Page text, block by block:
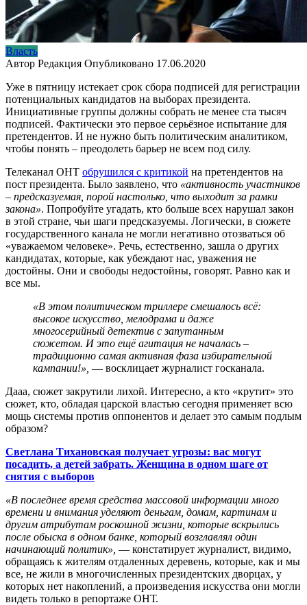
Власть
Автор Редакция Опубликовано 17.06.2020
Уже в пятницу истекает срок сбора подписей для регистрации
потенциальных кандидатов на выборах президента.
Инициативные группы должны собрать не менее ста тысяч
подписей. Фактически это первое серьёзное испытание для
претендентов. И не нужно быть политическим аналитиком,
чтобы понять – преодолеть барьер не всем под силу.
Телеканал ОНТ обрушился с критикой на претендентов на
пост президента. Было заявлено, что «активность участников
– предсказуемая, порой настолько, что выходит за рамки
закона». Попробуйте угадать, кто больше всех нарушал закон
в этой стране, чьи шаги предсказуемы. Логически, в сюжете
государственного канала не могли негативно отозваться об
«уважаемом человеке». Речь, естественно, зашла о других
кандидатах, которые, как убеждают нас, уважения не
достойны. Они и свободы недостойны, говорят. Равно как и
все мы.
«В этом политическом триллере смешалось всё:
высокое искусство, мелодрама и даже
многосерийный детектив с запутанным
сюжетом. И это ещё агитация не началась –
традиционно самая активная фаза избирательной
кампании!», — восклицает журналист госканала.
Дааа, сюжет закрутили лихой. Интересно, а кто «крутит» это
сюжет, кто, обладая царской властью сегодня применяет всю
мощь системы против оппонентов и делает это самым подлым
образом?
Светлана Тихановская получает угрозы: вас могут
посадить, а детей забрать. Женщина в одном шаге от
снятия с выборов
«В последнее время средства массовой информации много
времени и внимания уделяют деньгам, домам, картинам и
другим атрибутам роскошной жизни, которые вскрылись
после обыска в одном банке, который возглавлял один
начинающий политик», — констатирует журналист, видимо,
обращаясь к жителям отдаленных деревень, которые, как и мы
все, не жили в многочисленных президентских дворцах, у
которых нет накоплений, а произведения искусства они могли
видеть только в репортаже ОНТ.